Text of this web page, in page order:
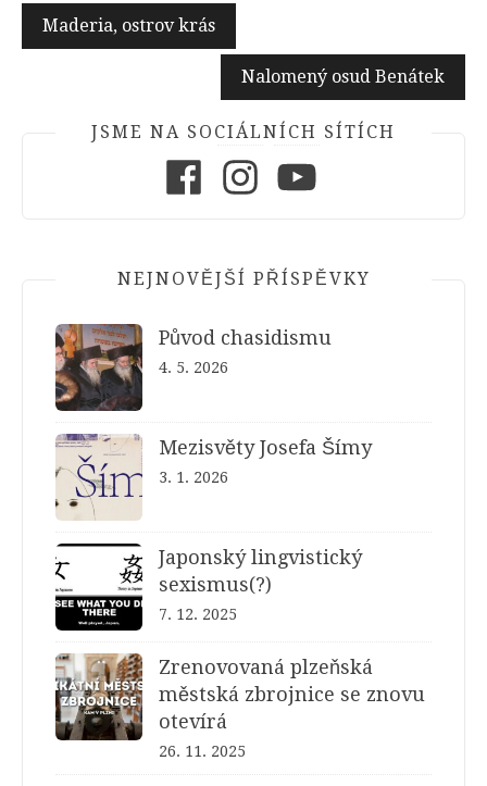
Navigace
pro
Maderia, ostrov krás
Nalomený osud Benátek
JSME NA SOCIÁLNÍCH SÍTÍCH
NEJNOVĚJŠÍ PŘÍSPĚVKY
Původ chasidismu
4. 5. 2026
Mezisvěty Josefa Šímy
3. 1. 2026
Japonský lingvistický
sexismus(?)
7. 12. 2025
Zrenovovaná plzeňská
městská zbrojnice se znovu
otevírá
26. 11. 2025